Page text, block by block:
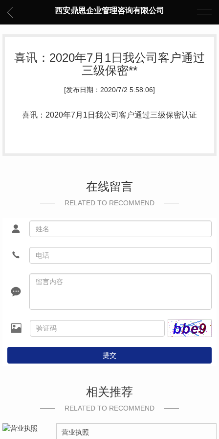
西安鼎恩企业管理咨询有限公司
喜讯：2020年7月1日我公司客户通过
三级保密**
[发布日期：2020/7/2 5:58:06]
喜讯：2020年7月1日我公司客户通过三级保密认证
在线留言
RELATED TO RECOMMEND
提交
相关推荐
RELATED TO RECOMMEND
营业执照